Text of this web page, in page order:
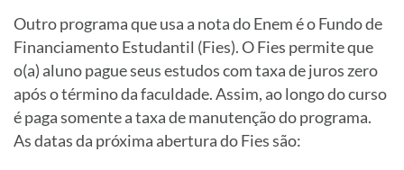
Outro programa que usa a nota do Enem é o Fundo de
Financiamento Estudantil (Fies). O Fies permite que
o(a) aluno pague seus estudos com taxa de juros zero
após o término da faculdade. Assim, ao longo do curso
é paga somente a taxa de manutenção do programa.
As datas da próxima abertura do Fies são: